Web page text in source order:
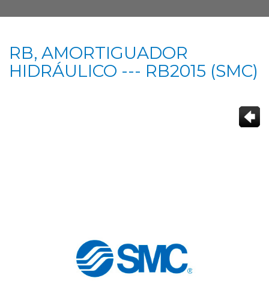
RB, AMORTIGUADOR
HIDRÁULICO --- RB2015 (SMC)